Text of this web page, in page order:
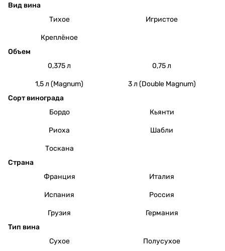
Вид вина
Тихое
Игристое
Креплёное
Объем
0,375 л
0,75 л
1,5 л (Magnum)
3 л (Double Magnum)
Сорт винограда
Бордо
Кьянти
Риоха Шабли
Тоскана
Страна
Франция
Италия
Испания Россия
Грузия
Германия
Тип вина
Сухое
Полусухое